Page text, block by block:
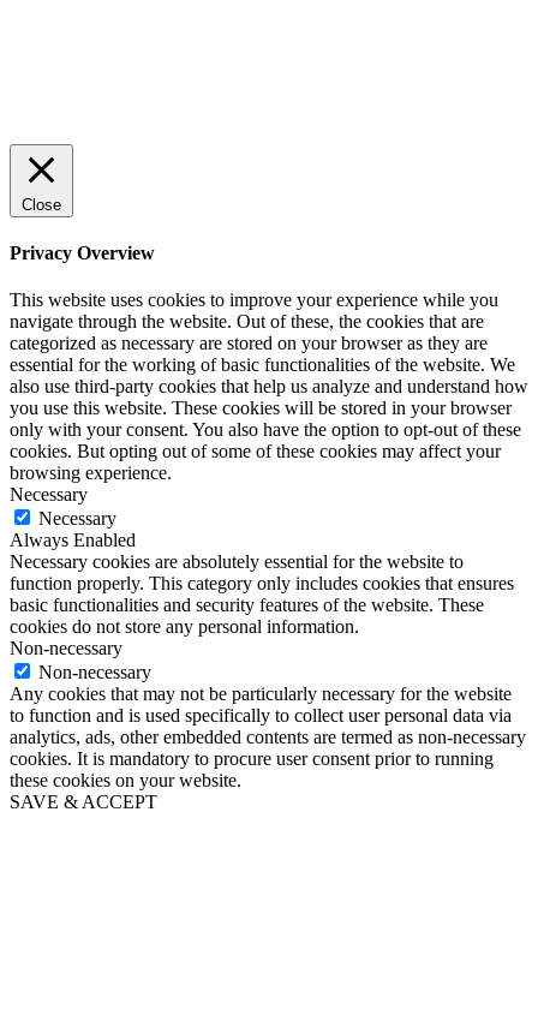
Close
Privacy Overview
This website uses cookies to improve your experience while you
navigate through the website. Out of these, the cookies that are
categorized as necessary are stored on your browser as they are
essential for the working of basic functionalities of the website. We
also use third-party cookies that help us analyze and understand how
you use this website. These cookies will be stored in your browser
only with your consent. You also have the option to opt-out of these
cookies. But opting out of some of these cookies may affect your
browsing experience.
Necessary
Necessary
Always Enabled
Necessary cookies are absolutely essential for the website to
function properly. This category only includes cookies that ensures
basic functionalities and security features of the website. These
cookies do not store any personal information.
Non-necessary
Non-necessary
Any cookies that may not be particularly necessary for the website
to function and is used specifically to collect user personal data via
analytics, ads, other embedded contents are termed as non-necessary
cookies. It is mandatory to procure user consent prior to running
these cookies on your website.
SAVE & ACCEPT